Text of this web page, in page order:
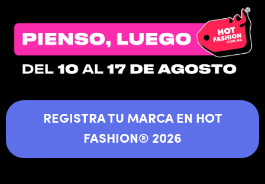
REGISTRA TU MARCA EN HOT
FASHION® 2026